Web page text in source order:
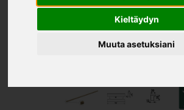
Kieltäydyn
Muuta asetuksiani